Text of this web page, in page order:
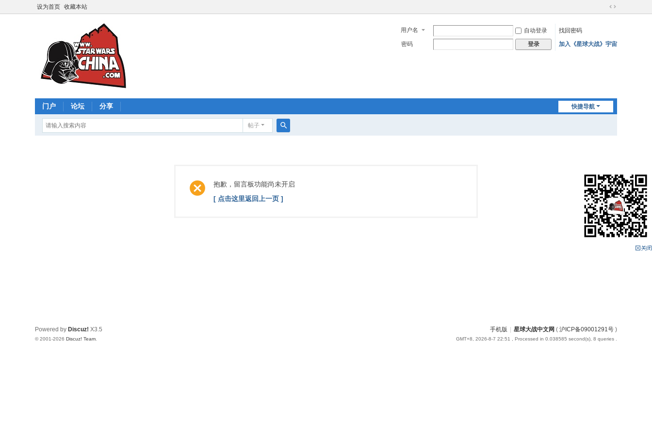
设为首页 收藏本站
切
宽
用户名 自动登录
找回密码
密码
登录 加入《星球大战》宇宙
快捷导航
门户 论坛 分享
帖子
抱歉，留言板功能尚未开启
[ 点击这里返回上一页 ]
手机版 星球大战中文网 ( 沪ICP备09001291号 )
GMT+8, 2026-8-7 22:51 , Processed in 0.038585 second(s), 8 queries .
Powered by Discuz! X3.5
© 2001-2026 Discuz! Team